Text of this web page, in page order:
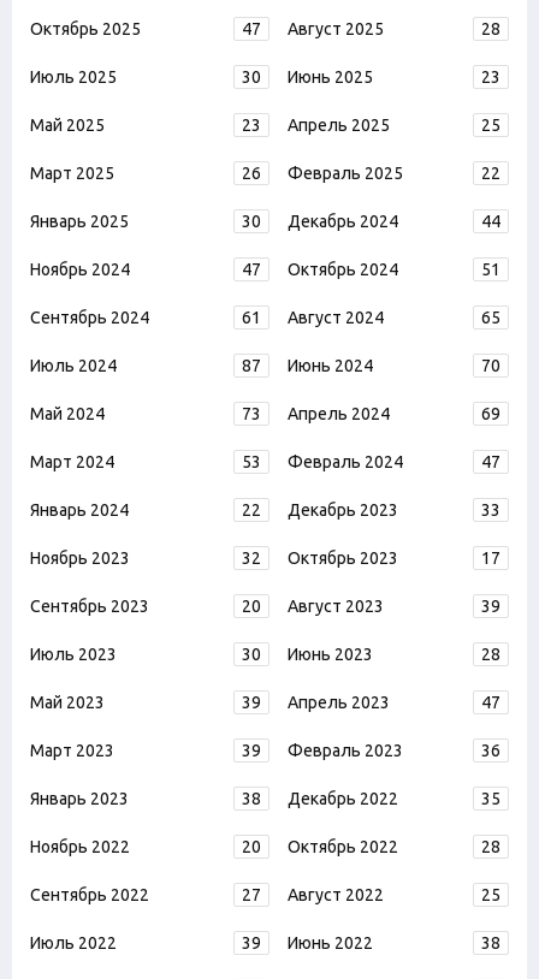
Октябрь 2025 47 Август 2025 28
Июль 2025 30 Июнь 2025 23
Май 2025 23 Апрель 2025 25
Март 2025 26 Февраль 2025 22
Январь 2025 30 Декабрь 2024 44
Ноябрь 2024 47 Октябрь 2024 51
Сентябрь 2024 61 Август 2024 65
Июль 2024 87 Июнь 2024 70
Май 2024 73 Апрель 2024 69
Март 2024 53 Февраль 2024 47
Январь 2024 22 Декабрь 2023 33
Ноябрь 2023 32 Октябрь 2023 17
Сентябрь 2023 20 Август 2023 39
Июль 2023 30 Июнь 2023 28
Май 2023 39 Апрель 2023 47
Март 2023 39 Февраль 2023 36
Январь 2023 38 Декабрь 2022 35
Ноябрь 2022 20 Октябрь 2022 28
Сентябрь 2022 27 Август 2022 25
Июль 2022 39 Июнь 2022 38